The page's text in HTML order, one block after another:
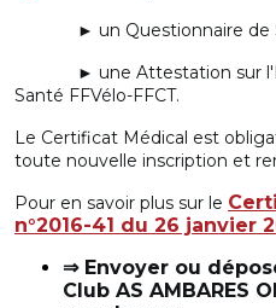
► un Questionnaire de
► une Attestation sur
Santé FFVélo-FFCT.
Le Certificat Médical est
toute nouvelle inscription et
Pour en savoir plus sur le
n°2016-41 du 26 janvier
⇒ Envoyer ou
Club AS AMBARES